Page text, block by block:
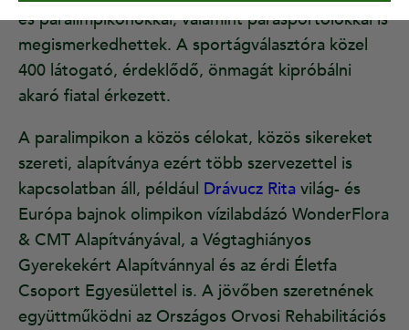
és paralimpikonokkal, valamint parasportolókkal is
megismerkedhettek. A sportágválasztóra közel
400 látogató, érdeklődő, önmagát kipróbálni
akaró fiatal érkezett.
A paralimpikon a közös célokat, közös sikereket
szereti, alapítványa ezért több szervezettel is
kapcsolatban áll, például Drávucz Rita világ- és
Európa bajnok olimpikon vízilabdázó WonderFlora
& CMT Alapítványával, a Végtaghiányos
Gyerekekért Alapítvánnyal és az érdi Életfa
Csoport Egyesülettel is. A jövőben szeretnének
együttműködni az Országos Orvosi Rehabilitációs